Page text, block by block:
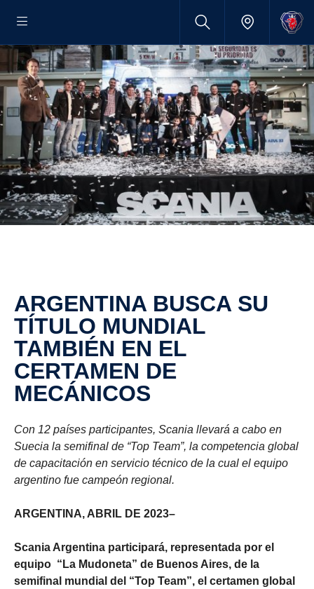
ARGENTINA BUSCA SU
TÍTULO MUNDIAL
TAMBIÉN EN EL
CERTAMEN DE
MECÁNICOS
Con 12 países participantes, Scania llevará a cabo en
Suecia la semifinal de “Top Team”, la competencia global
de capacitación en servicio técnico de la cual el equipo
argentino fue campeón regional.
ARGENTINA, ABRIL DE 2023–
Scania Argentina participará, representada por el
equipo “La Mudoneta” de Buenos Aires, de la
semifinal mundial del “Top Team”, el certamen global